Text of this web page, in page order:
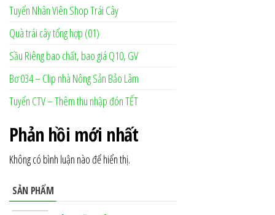
Tuyển Nhân Viên Shop Trái Cây
Quà trái cây tổng hợp (01)
Sầu Riêng bao chất, bao giá Q10, GV
Bơ 034 – Clip nhà Nông Sản Bảo Lâm
Tuyển CTV – Thêm thu nhập đón TẾT
Phản hồi mới nhất
Không có bình luận nào để hiển thị.
SẢN PHẨM